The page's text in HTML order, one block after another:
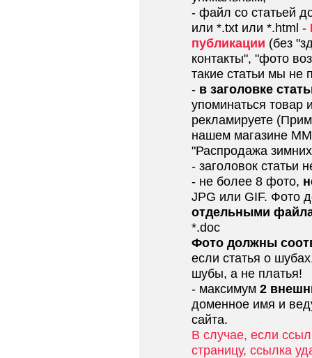
- файл со статьей
или *.txt или *.html -
публикации (без
контакты", "фото
такие статьи мы не
- в заголовке
упоминаться товар
рекламируете
нашем магазине
"Распродажа
- заголовок статьи
- не более 8 фото,
JPG или GIF. Фото
отдельными
*.doc
Фото должны
если статья о
шубы, а не платья!
- максимум 2
доменное имя и
сайта.
В случае, если
страницу, ссылка